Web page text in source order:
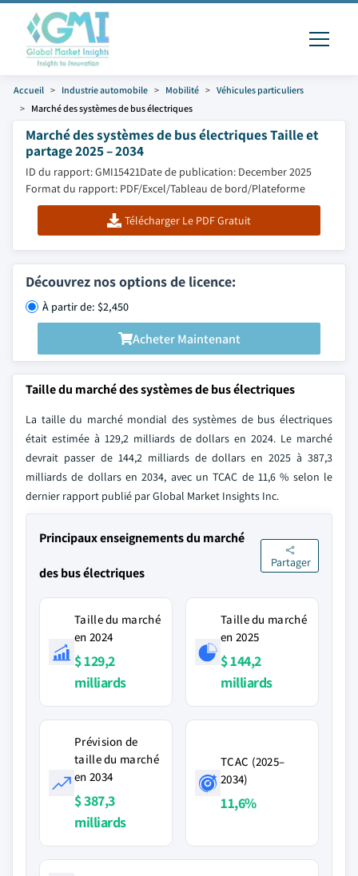
Accueil Industrie automobile Mobilité
Véhicules particuliers
Marché des systèmes de bus électriques
Marché des systèmes de bus électriques Taille et
partage 2025 – 2034
ID du rapport: GMI15421Date de publication: December 2025
Format du rapport: PDF/Excel/Tableau de bord/Plateforme
Télécharger Le PDF Gratuit
Découvrez nos options de licence:
À partir de: $2,450
Acheter Maintenant
Taille du marché des systèmes de bus électriques
La taille du marché mondial des systèmes de bus électriques
était estimée à 129,2 milliards de dollars en 2024. Le marché
devrait passer de 144,2 milliards de dollars en 2025 à 387,3
milliards de dollars en 2034, avec un TCAC de 11,6 % selon le
dernier rapport publié par Global Market Insights Inc.
Principaux enseignements du marché
des bus électriques
Partager
Taille du marché
en 2024
$ 129,2
milliards
Taille du marché
en 2025
$ 144,2
milliards
Prévision de
taille du marché
en 2034
$ 387,3
milliards
TCAC (2025–
2034)
11,6%